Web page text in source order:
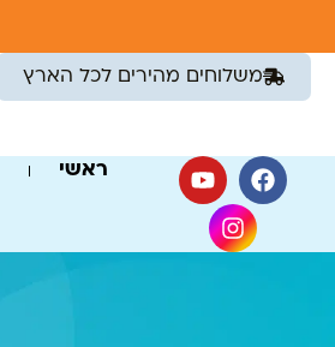
משלוחים מהירים לכל הארץ
ראשי